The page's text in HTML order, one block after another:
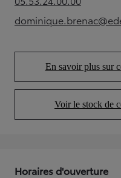
(Opens in new
En savoir plus sur
Voir le stock de
Horaires d'ouverture